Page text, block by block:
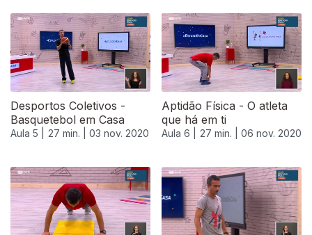
Desportos Coletivos -
Basquetebol em Casa
Aula 5 | 27 min. | 03 nov. 2020
Aptidão Física - O atleta
que há em ti
Aula 6 | 27 min. | 06 nov. 2020